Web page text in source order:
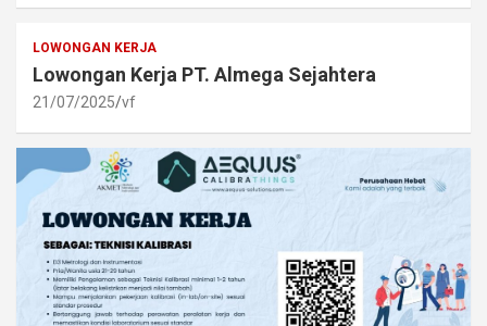
LOWONGAN KERJA
Lowongan Kerja PT. Almega Sejahtera
21/07/2025 vf